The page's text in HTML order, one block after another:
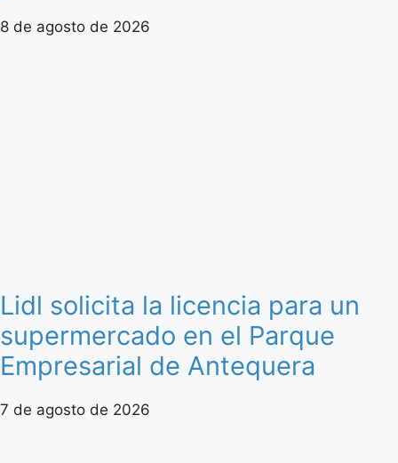
8 de agosto de 2026
Lidl solicita la licencia para un
supermercado en el Parque
Empresarial de Antequera
7 de agosto de 2026